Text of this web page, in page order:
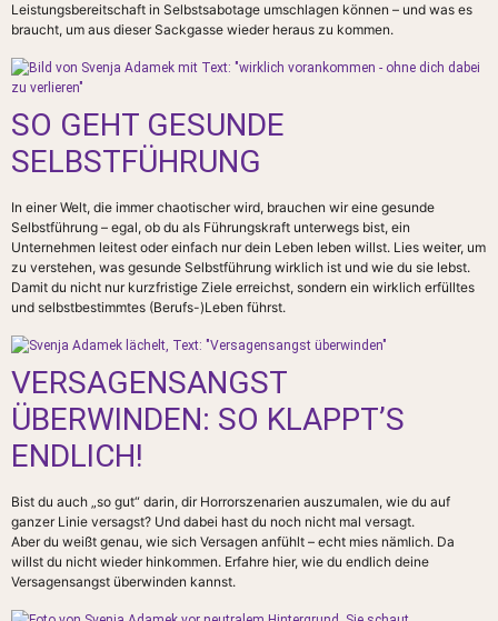
Leistungsbereitschaft in Selbstsabotage umschlagen können – und was es
braucht, um aus dieser Sackgasse wieder heraus zu kommen.
SO GEHT GESUNDE
SELBSTFÜHRUNG
In einer Welt, die immer chaotischer wird, brauchen wir eine gesunde
Selbstführung – egal, ob du als Führungskraft unterwegs bist, ein
Unternehmen leitest oder einfach nur dein Leben leben willst. Lies weiter, um
zu verstehen, was gesunde Selbstführung wirklich ist und wie du sie lebst.
Damit du nicht nur kurzfristige Ziele erreichst, sondern ein wirklich erfülltes
und selbstbestimmtes (Berufs-)Leben führst.
VERSAGENSANGST
ÜBERWINDEN: SO KLAPPT’S
ENDLICH!
Bist du auch „so gut“ darin, dir Horrorszenarien auszumalen, wie du auf
ganzer Linie versagst? Und dabei hast du noch nicht mal versagt.
Aber du weißt genau, wie sich Versagen anfühlt – echt mies nämlich. Da
willst du nicht wieder hinkommen. Erfahre hier, wie du endlich deine
Versagensangst überwinden kannst.